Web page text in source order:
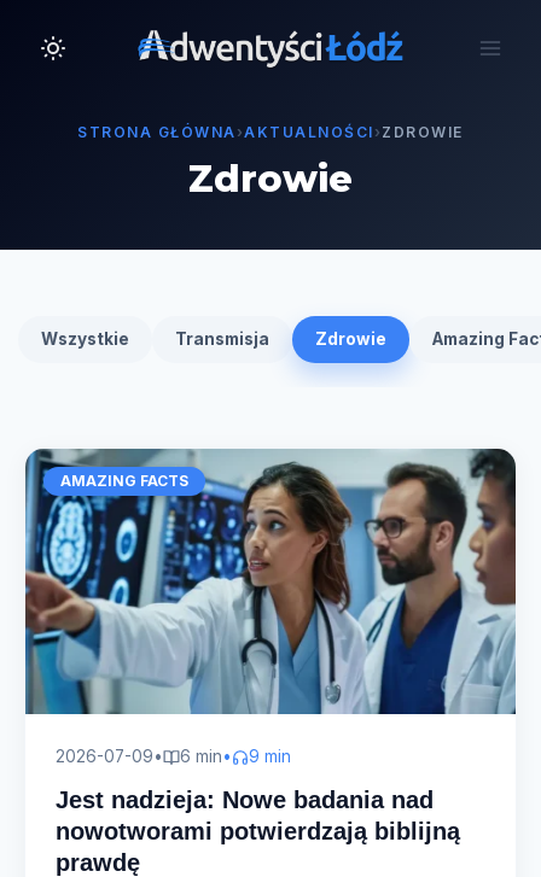
STRONA GŁÓWNA ›AKTUALNOŚCI › ZDROWIE
Zdrowie
Wszystkie Transmisja Zdrowie Amazing
AMAZING FACTS
2026-07-09• 6 min• 9 min
Jest nadzieja: Nowe badania nad
nowotworami potwierdzają biblijną
prawdę